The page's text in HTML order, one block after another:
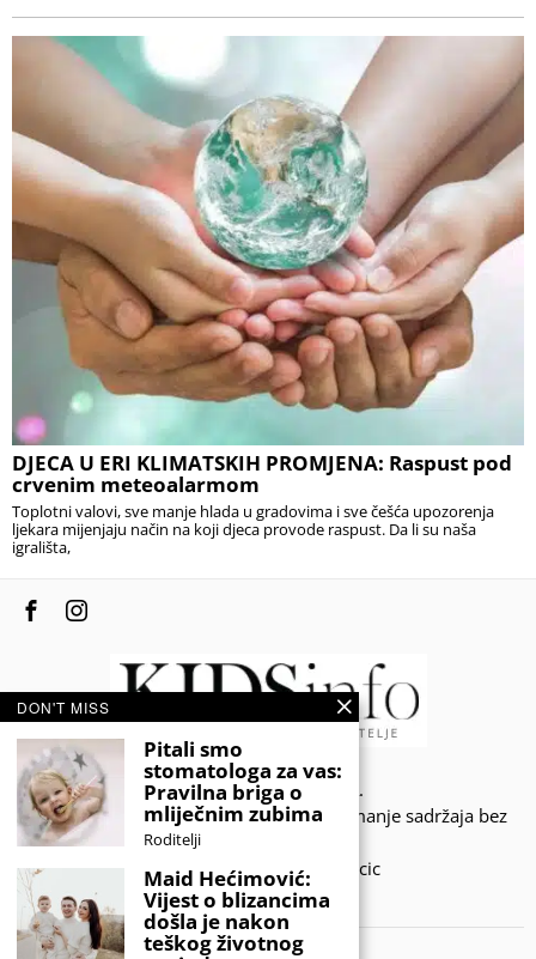
DJECA U ERI KLIMATSKIH PROMJENA: Raspust pod
crvenim meteoalarmom
Toplotni valovi, sve manje hlada u gradovima i sve češća upozorenja
ljekara mijenjaju način na koji djeca provode raspust. Da li su naša
igrališta,
© 2020 - KIDSINFO.BA.
Sva prava zadržana. Zabranjeno preuzimanje sadržaja bez
dozvole izdavača.
Developed by Amar SIjercic
IZAŠAO JE NOVI MAGAZIN!
DON'T MISS
Pitali smo
stomatologa za vas:
Pravilna briga o
mliječnim zubima
Roditelji
Maid Hećimović:
Vijest o blizancima
došla je nakon
teškog životnog